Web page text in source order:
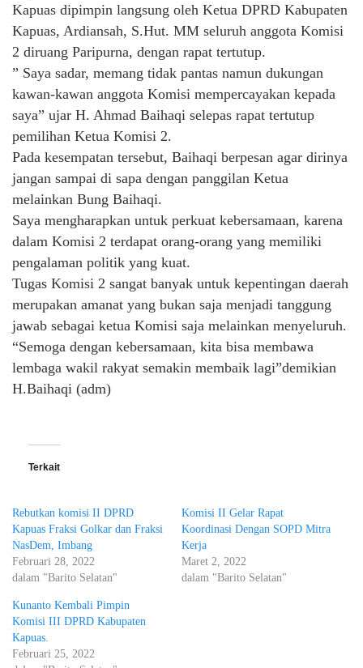
Kapuas dipimpin langsung oleh Ketua DPRD Kabupaten
Kapuas, Ardiansah, S.Hut. MM seluruh anggota Komisi
2 diruang Paripurna, dengan rapat tertutup.
” Saya sadar, memang tidak pantas namun dukungan
kawan-kawan anggota Komisi mempercayakan kepada
saya” ujar H. Ahmad Baihaqi selepas rapat tertutup
pemilihan Ketua Komisi 2.
Pada kesempatan tersebut, Baihaqi berpesan agar dirinya
jangan sampai di sapa dengan panggilan Ketua
melainkan Bung Baihaqi.
Saya mengharapkan untuk perkuat kebersamaan, karena
dalam Komisi 2 terdapat orang-orang yang memiliki
pengalaman politik yang kuat.
Tugas Komisi 2 sangat banyak untuk kepentingan daerah
merupakan amanat yang bukan saja menjadi tanggung
jawab sebagai ketua Komisi saja melainkan menyeluruh.
“Semoga dengan kebersamaan, kita bisa membawa
lembaga wakil rakyat semakin membaik lagi”demikian
H.Baihaqi (adm)
Terkait
Rebutkan komisi II DPRD
Kapuas Fraksi Golkar dan Fraksi
NasDem, Imbang
Februari 28, 2022
dalam "Barito Selatan"
Komisi II Gelar Rapat
Koordinasi Dengan SOPD Mitra
Kerja
Maret 2, 2022
dalam "Barito Selatan"
Kunanto Kembali Pimpin
Komisi III DPRD Kabupaten
Kapuas.
Februari 25, 2022